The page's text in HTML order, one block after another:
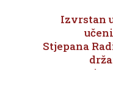
Izvrstan
Stjepana